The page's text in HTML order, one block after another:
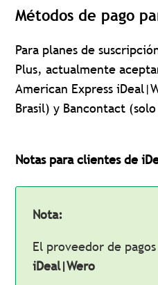
Métodos de pago
Para planes de
Plus, actualmente
American Express
Brasil) y Bancontact
Notas para clientes de
Nota:
El proveedor de
iDeal|Wero